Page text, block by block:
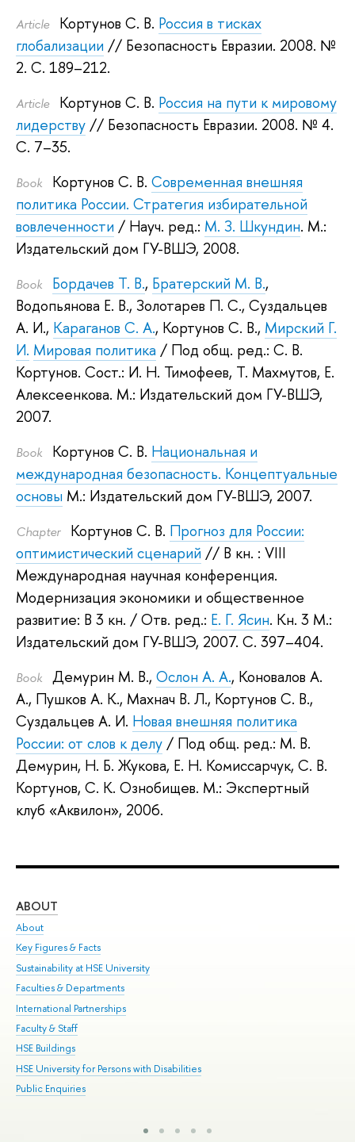
Article Кортунов С. В. Россия в тисках
глобализации // Безопасность Евразии. 2008. №
2. С. 189–212.
Article Кортунов С. В. Россия на пути к мировому
лидерству // Безопасность Евразии. 2008. № 4.
С. 7–35.
Book Кортунов С. В. Современная внешняя
политика России. Стратегия избирательной
вовлеченности / Науч. ред.: М. З. Шкундин. М.:
Издательский дом ГУ-ВШЭ, 2008.
Book Бордачев Т. В., Братерский М. В.,
Водопьянова Е. В., Золотарев П. С., Суздальцев
А. И., Караганов С. А., Кортунов С. В., Мирский Г.
И. Мировая политика / Под общ. ред.: С. В.
Кортунов. Сост.: И. Н. Тимофеев, Т. Махмутов, Е.
Алексеенкова. М.: Издательский дом ГУ-ВШЭ,
2007.
Book Кортунов С. В. Национальная и
международная безопасность. Концептуальные
основы М.: Издательский дом ГУ-ВШЭ, 2007.
Сhapter Кортунов С. В. Прогноз для России:
оптимистический сценарий // В кн. : VIII
Международная научная конференция.
Модернизация экономики и общественное
развитие: В 3 кн. / Отв. ред.: Е. Г. Ясин. Кн. 3 М.:
Издательский дом ГУ-ВШЭ, 2007. С. 397–404.
Book Демурин М. В., Ослон А. А., Коновалов А.
А., Пушков А. К., Махнач В. Л., Кортунов С. В.,
Суздальцев А. И. Новая внешняя политика
России: от слов к делу / Под общ. ред.: М. В.
Демурин, Н. Б. Жукова, Е. Н. Комиссарчук, С. В.
Кортунов, С. К. Ознобищев. М.: Экспертный
клуб «Аквилон», 2006.
ABOUT
About
Key Figures & Facts
Sustainability at HSE University
Faculties & Departments
International Partnerships
Faculty & Staff
HSE Buildings
HSE University for Persons with Disabilities
Public Enquiries